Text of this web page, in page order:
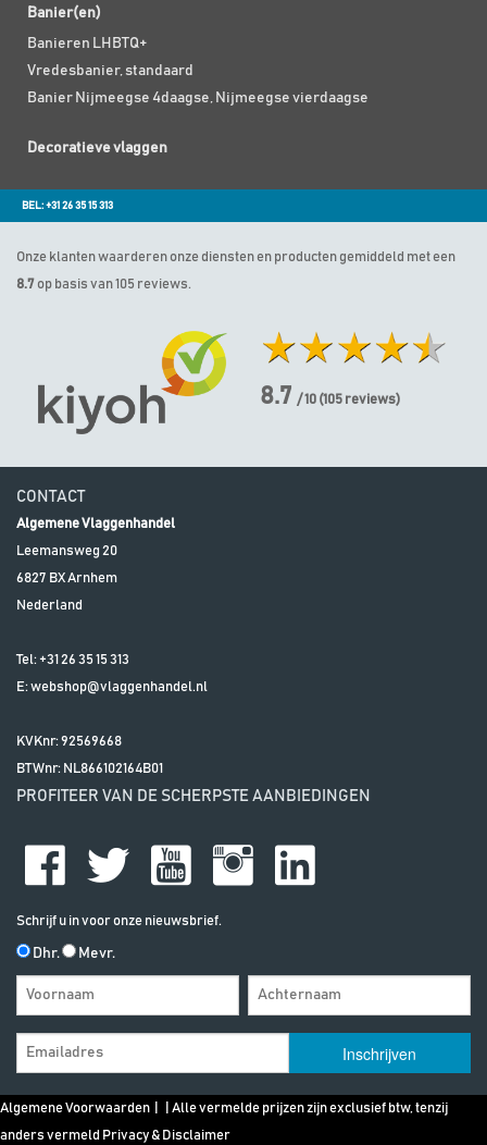
Banier(en)
Banieren LHBTQ+
Vredesbanier, standaard
Banier Nijmeegse 4daagse, Nijmeegse vierdaagse
Decoratieve vlaggen
BEL: +31 26 35 15 313
Onze klanten waarderen onze diensten en producten gemiddeld met een
8.7 op basis van 105 reviews.
8.7 / 10 (105 reviews)
CONTACT
Algemene Vlaggenhandel
Leemansweg 20
6827 BXArnhem
Nederland
Tel: +31 26 35 15 313
E:webshop@vlaggenhandel.nl
KVKnr: 92569668
BTWnr: NL866102164B01
PROFITEER VAN DE SCHERPSTE AANBIEDINGEN
Schrijf u in voor onze nieuwsbrief.
Dhr. Mevr.
Algemene Voorwaarden | | Alle vermelde prijzen zijn exclusief btw, tenzij
anders vermeld Privacy & Disclaimer